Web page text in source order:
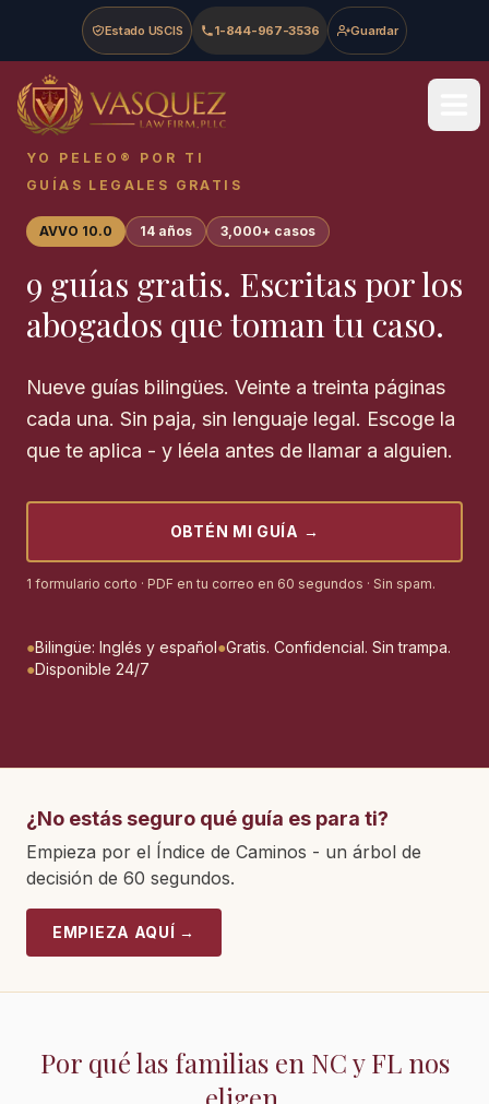
Skip to main content
Skip to navigation
Skip to footer
Estado USCIS 1-844-967-3536 Guardar
Vasquez Law Firm - Home
YO PELEO® POR TI
GUÍAS LEGALES GRATIS
AVVO 10.0 14 años 3,000+ casos
9 guías gratis. Escritas por los
abogados que toman tu caso.
Nueve guías bilingües. Veinte a treinta páginas
cada una. Sin paja, sin lenguaje legal. Escoge la
que te aplica - y léela antes de llamar a alguien.
OBTÉN MI GUÍA →
1 formulario corto · PDF en tu correo en 60 segundos · Sin spam.
●Bilingüe: Inglés y español●Gratis. Confidencial. Sin trampa.
●Disponible 24/7
¿No estás seguro qué guía es para ti?
Empieza por el Índice de Caminos - un árbol de
decisión de 60 segundos.
EMPIEZA AQUÍ →
Por qué las familias en NC y FL nos